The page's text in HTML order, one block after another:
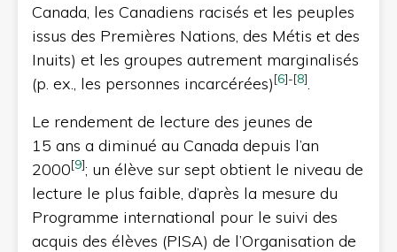
Canada, les Canadiens racisés et les peuples
issus des Premières Nations, des Métis et des
Inuits) et les groupes autrement marginalisés
(p. ex., les personnes incarcérées)[6]-[8].
Le rendement de lecture des jeunes de
15 ans a diminué au Canada depuis l’an
2000[9]; un élève sur sept obtient le niveau de
lecture le plus faible, d’après la mesure du
Programme international pour le suivi des
acquis des élèves (PISA) de l’Organisation de